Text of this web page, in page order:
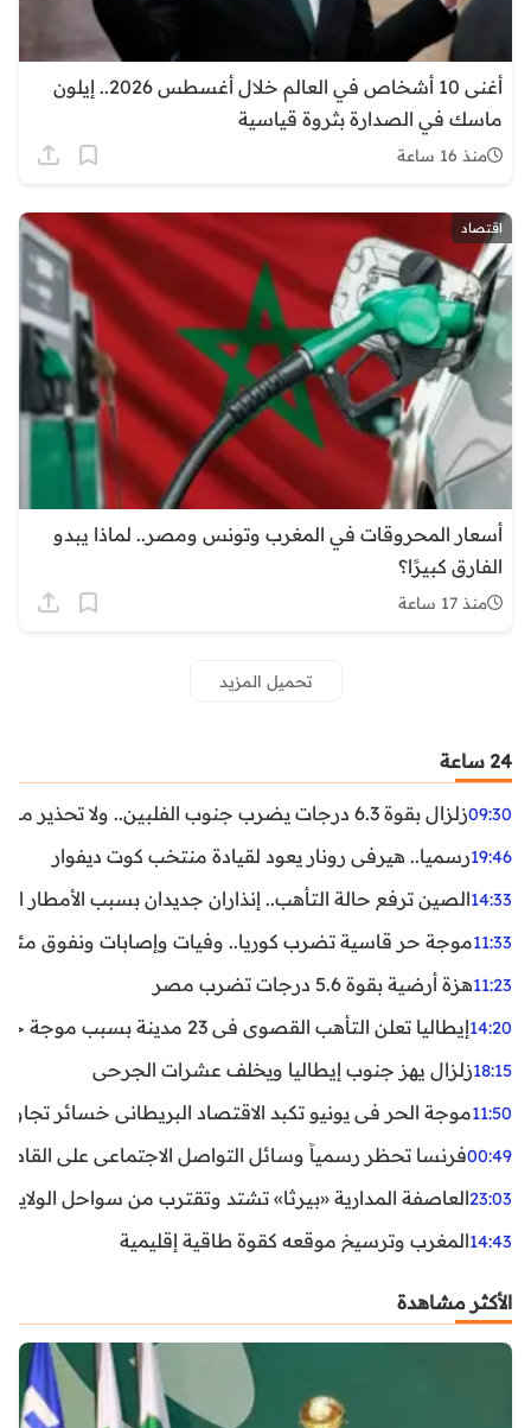
أغنى 10 أشخاص في العالم خلال أغسطس 2026.. إيلون
ماسك في الصدارة بثروة قياسية
منذ 16 ساعة
اقتصاد
أسعار المحروقات في المغرب وتونس ومصر.. لماذا يبدو
الفارق كبيرًا؟
منذ 17 ساعة
تحميل المزيد
24 ساعة
09:30زلزال بقوة 6.3 درجات يضرب جنوب الفلبين.. ولا تحذير من تسونامي حتى الآن
19:46رسميا.. هيرفي رونار يعود لقيادة منتخب كوت ديفوار
14:33الصين ترفع حالة التأهب.. إنذاران جديدان بسبب الأمطار
11:33موجة حر قاسية تضرب كوريا.. وفيات وإصابات ونفوق مئات
11:23هزة أرضية بقوة 5.6 درجات تضرب مصر
14:20إيطاليا تعلن التأهب القصوى في 23 مدينة بسبب موجة حر شديدة
18:15زلزال يهز جنوب إيطاليا ويخلف عشرات الجرحى
11:50موجة الحر في يونيو تكبد الاقتصاد البريطاني خسائر تجاوزت 1.5 مليار
00:49فرنسا تحظر رسمياً وسائل التواصل الاجتماعي على القاصرين
23:03العاصفة المدارية «بيرثا» تشتد وتقترب من سواحل
14:43المغرب وترسيخ موقعه كقوة طاقية إقليمية
الأكثر مشاهدة